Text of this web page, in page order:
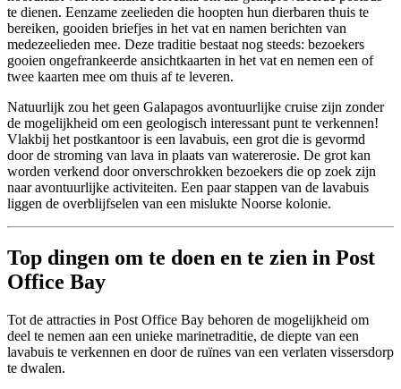
te dienen. Eenzame zeelieden die hoopten hun dierbaren thuis te
bereiken, gooiden briefjes in het vat en namen berichten van
medezeelieden mee. Deze traditie bestaat nog steeds: bezoekers
gooien ongefrankeerde ansichtkaarten in het vat en nemen een of
twee kaarten mee om thuis af te leveren.
Natuurlijk zou het geen Galapagos avontuurlijke cruise zijn zonder
de mogelijkheid om een geologisch interessant punt te verkennen!
Vlakbij het postkantoor is een lavabuis, een grot die is gevormd
door de stroming van lava in plaats van watererosie. De grot kan
worden verkend door onverschrokken bezoekers die op zoek zijn
naar avontuurlijke activiteiten. Een paar stappen van de lavabuis
liggen de overblijfselen van een mislukte Noorse kolonie.
Top dingen om te doen en te zien in Post
Office Bay
Tot de attracties in Post Office Bay behoren de mogelijkheid om
deel te nemen aan een unieke marinetraditie, de diepte van een
lavabuis te verkennen en door de ruïnes van een verlaten vissersdorp
te dwalen.